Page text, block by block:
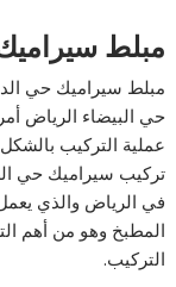
مبلط
مبلط سيراميك حي
حي البيضاء الرياض
عملية التركيب
تركيب سيراميك حي
في الرياض والذي
المطبخ وهو من أهم
التركيب.